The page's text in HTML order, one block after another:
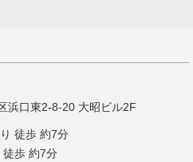
浜口東2-8-20 大昭ビル2F
徒歩 約7分
徒歩 約7分